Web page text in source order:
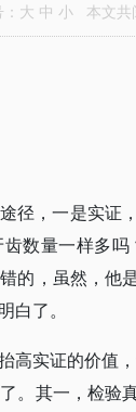
大 中 小 本文共
径，一是实证
数量一样多
的，虽然，他
白了。
高实证的价值
。其一，检验